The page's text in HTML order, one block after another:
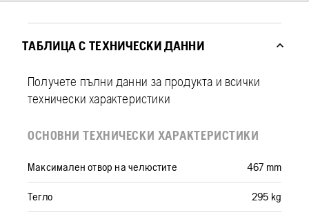
ТАБЛИЦА С ТЕХНИЧЕСКИ ДАННИ
Получете пълни данни за продукта и всички
технически характеристики
ОСНОВНИ ТЕХНИЧЕСКИ ХАРАКТЕРИСТИКИ
Максимален отвор на челюстите 467 mm
Тегло 295 kg